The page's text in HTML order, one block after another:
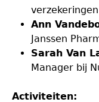
Ann
Janssen
Sarah Van
Manager bij
Activiteiten: